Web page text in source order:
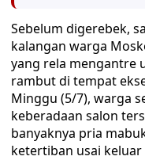
Sebelum digerebek,
kalangan warga
yang rela mengantre
rambut di tempat
Minggu (5/7), warga
keberadaan salon
banyaknya pria
ketertiban usai